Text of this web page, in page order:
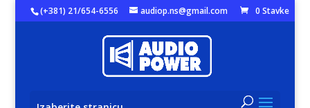
(+381) 21/654-6556 audiop.ns@gmail.com 0 Stavke